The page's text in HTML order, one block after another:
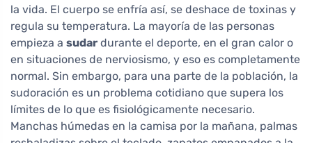
la vida. El cuerpo se enfría así, se deshace de toxinas y
regula su temperatura. La mayoría de las personas
empieza a sudar durante el deporte, en el gran calor o
en situaciones de nerviosismo, y eso es completamente
normal. Sin embargo, para una parte de la población, la
sudoración es un problema cotidiano que supera los
límites de lo que es fisiológicamente necesario.
Manchas húmedas en la camisa por la mañana, palmas